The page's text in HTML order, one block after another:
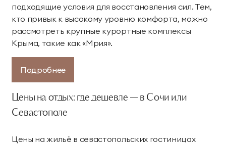
подходящие условия для восстановления сил. Тем,
кто привык к высокому уровню комфорта, можно
рассмотреть крупные курортные комплексы
Крыма, такие как «Мрия».
Подробнее
Цены на отдых: где дешевле — в Сочи или
Севастополе
Цены на жильё в севастопольских гостиницах